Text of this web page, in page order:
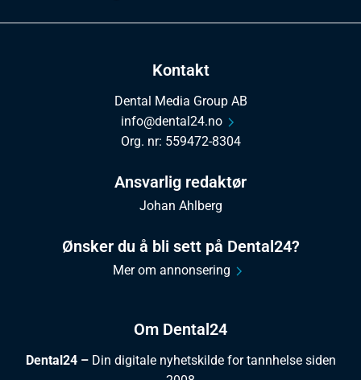
Om Dental24
Dental24 – Din digitale nyhetskilde for tannhelse siden
Kontakt
Dental Media Group AB
info@dental24.no
Org. nr: 559472-8304
Ansvarlig redaktør
Johan Ahlberg
Ønsker du å bli sett på Dental24?
Mer om annonsering